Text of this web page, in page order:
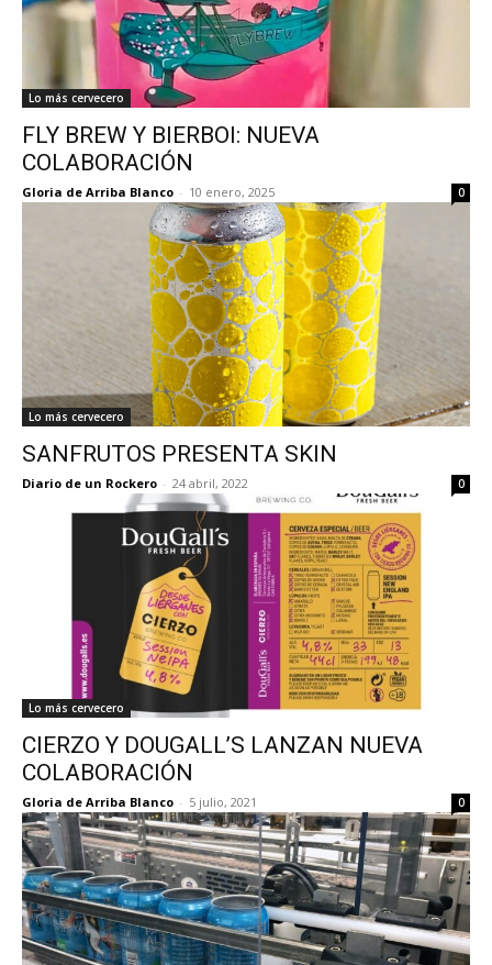
Lo más cervecero
FLY BREW Y BIERBOI: NUEVA
COLABORACIÓN
Gloria de Arriba Blanco - 10 enero, 2025 0
Lo más cervecero
SANFRUTOS PRESENTA SKIN
Diario de un Rockero - 24 abril, 2022 0
Lo más cervecero
CIERZO Y DOUGALL’S LANZAN NUEVA
COLABORACIÓN
Gloria de Arriba Blanco - 5 julio, 2021 0